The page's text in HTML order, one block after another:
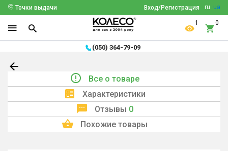
ru ua
Вход/Регистрация
Точки выдачи
1 0
(050) 364-79-09
Все о товаре
Характеристики
Отзывы 0
Похожие товары